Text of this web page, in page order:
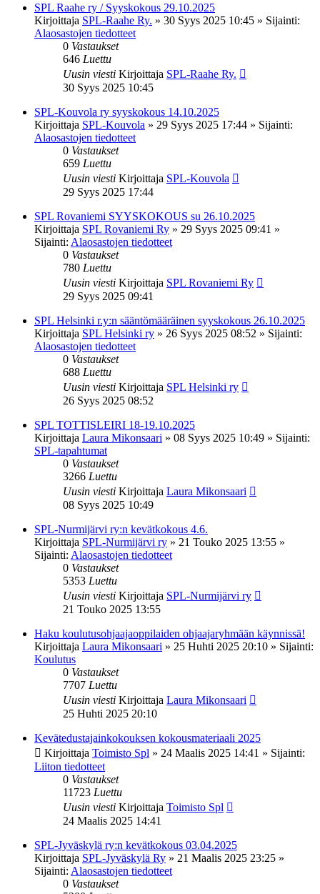
SPL Raahe ry / Syyskokous 29.10.2025
Kirjoittaja SPL-Raahe Ry. » 30 Syys 2025 10:45 » Sijainti:
Alaosastojen tiedotteet
0 Vastaukset
646 Luettu
Uusin viesti Kirjoittaja SPL-Raahe Ry.
30 Syys 2025 10:45
SPL-Kouvola ry syyskokous 14.10.2025
Kirjoittaja SPL-Kouvola » 29 Syys 2025 17:44 » Sijainti:
Alaosastojen tiedotteet
0 Vastaukset
659 Luettu
Uusin viesti Kirjoittaja SPL-Kouvola
29 Syys 2025 17:44
SPL Rovaniemi SYYSKOKOUS su 26.10.2025
Kirjoittaja SPL Rovaniemi Ry » 29 Syys 2025 09:41 »
Sijainti: Alaosastojen tiedotteet
0 Vastaukset
780 Luettu
Uusin viesti Kirjoittaja SPL Rovaniemi Ry
29 Syys 2025 09:41
SPL Helsinki r.y:n sääntömääräinen syyskokous 26.10.2025
Kirjoittaja SPL Helsinki ry » 26 Syys 2025 08:52 » Sijainti:
Alaosastojen tiedotteet
0 Vastaukset
688 Luettu
Uusin viesti Kirjoittaja SPL Helsinki ry
26 Syys 2025 08:52
SPL TOTTISLEIRI 18-19.10.2025
Kirjoittaja Laura Mikonsaari » 08 Syys 2025 10:49 » Sijainti:
SPL-tapahtumat
0 Vastaukset
3266 Luettu
Uusin viesti Kirjoittaja Laura Mikonsaari
08 Syys 2025 10:49
SPL-Nurmijärvi ry:n kevätkokous 4.6.
Kirjoittaja SPL-Nurmijärvi ry » 21 Touko 2025 13:55 »
Sijainti: Alaosastojen tiedotteet
0 Vastaukset
5353 Luettu
Uusin viesti Kirjoittaja SPL-Nurmijärvi ry
21 Touko 2025 13:55
Haku koulutusohjaajaoppilaiden ohjaajaryhmään käynnissä!
Kirjoittaja Laura Mikonsaari » 25 Huhti 2025 20:10 » Sijainti:
Koulutus
0 Vastaukset
7707 Luettu
Uusin viesti Kirjoittaja Laura Mikonsaari
25 Huhti 2025 20:10
Kevätedustajainkokouksen kokousmateriaali 2025
Kirjoittaja Toimisto Spl » 24 Maalis 2025 14:41 » Sijainti:
Liiton tiedotteet
0 Vastaukset
11723 Luettu
Uusin viesti Kirjoittaja Toimisto Spl
24 Maalis 2025 14:41
SPL-Jyväskylä ry:n kevätkokous 03.04.2025
Kirjoittaja SPL-Jyväskylä Ry » 21 Maalis 2025 23:25 »
Sijainti: Alaosastojen tiedotteet
0 Vastaukset